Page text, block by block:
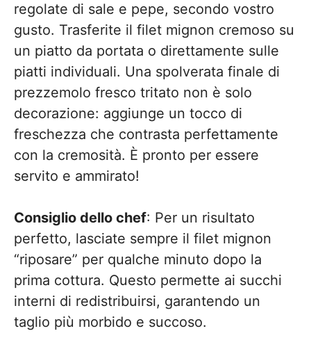
regolate di sale e pepe, secondo vostro
gusto. Trasferite il filet mignon cremoso su
un piatto da portata o direttamente sulle
piatti individuali. Una spolverata finale di
prezzemolo fresco tritato non è solo
decorazione: aggiunge un tocco di
freschezza che contrasta perfettamente
con la cremosità. È pronto per essere
servito e ammirato!
Consiglio dello chef: Per un risultato
perfetto, lasciate sempre il filet mignon
“riposare” per qualche minuto dopo la
prima cottura. Questo permette ai succhi
interni di redistribuirsi, garantendo un
taglio più morbido e succoso.